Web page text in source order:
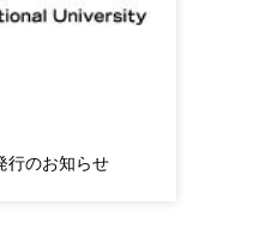
行のお知らせ